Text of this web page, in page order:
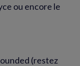
ou encore le
(restez